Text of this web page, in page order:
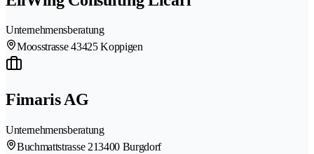
Unternehmensberatung
Moosstrasse 43425 Koppigen
Fimaris AG
Unternehmensberatung
Buchmattstrasse 213400 Burgdorf